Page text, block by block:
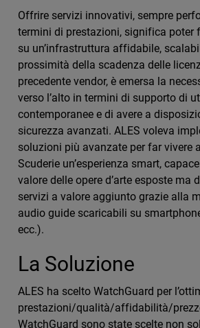
Offrire servizi innovativi, sempre
termini di prestazioni, significa poter
su un’infrastruttura affidabile,
prossimità della scadenza delle
precedente vendor, è emersa la
verso l’alto in termini di supporto di
contemporanee e di avere a
sicurezza avanzati. ALES voleva
soluzioni più avanzate per far vivere
Scuderie un’esperienza smart,
valore delle opere d’arte esposte ma
servizi a valore aggiunto grazie alla
audio guide scaricabili su
ecc.).
La Soluzione
ALES ha scelto WatchGuard per
prestazioni/qualità/affidabilità/
WatchGuard sono state scelte non